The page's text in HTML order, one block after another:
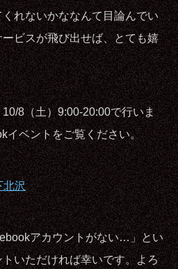
れないかななんて目論んでい
ビスが飛び出せば、とても嬉
8（土）9:00-20:00で行いま
イベントをご覧ください。
北沢
アカウントがない…」とい
いただければ幸いです。よろ